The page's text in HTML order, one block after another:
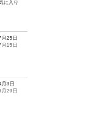
に入り
月25日
月15日
月3日
月29日